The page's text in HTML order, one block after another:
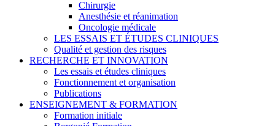
Chirurgie
Anesthésie et réanimation
Oncologie médicale
LES ESSAIS ET ÉTUDES CLINIQUES
Qualité et gestion des risques
RECHERCHE ET INNOVATION
Les essais et études cliniques
Fonctionnement et organisation
Publications
ENSEIGNEMENT & FORMATION
Formation initiale